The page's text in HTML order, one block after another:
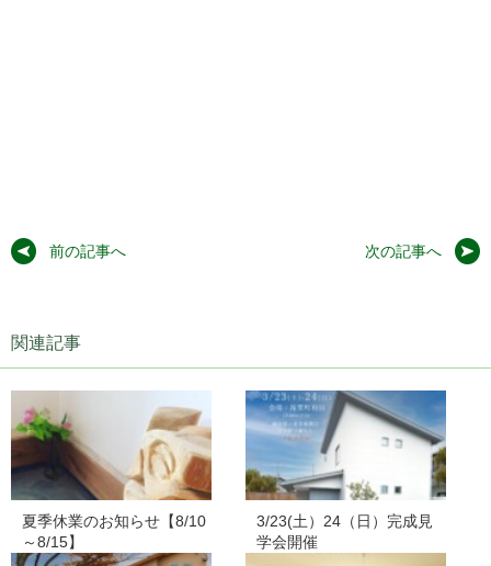
前の記事へ 次の記事へ
関連記事
夏季休業のお知らせ【8/10
～8/15】
3/23(土）24（日）完成見
学会開催